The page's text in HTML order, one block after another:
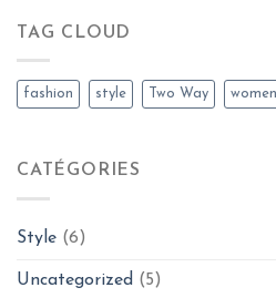
TAG CLOUD
fashion style Two Way women
CATÉGORIES
Style (6)
Uncategorized (5)